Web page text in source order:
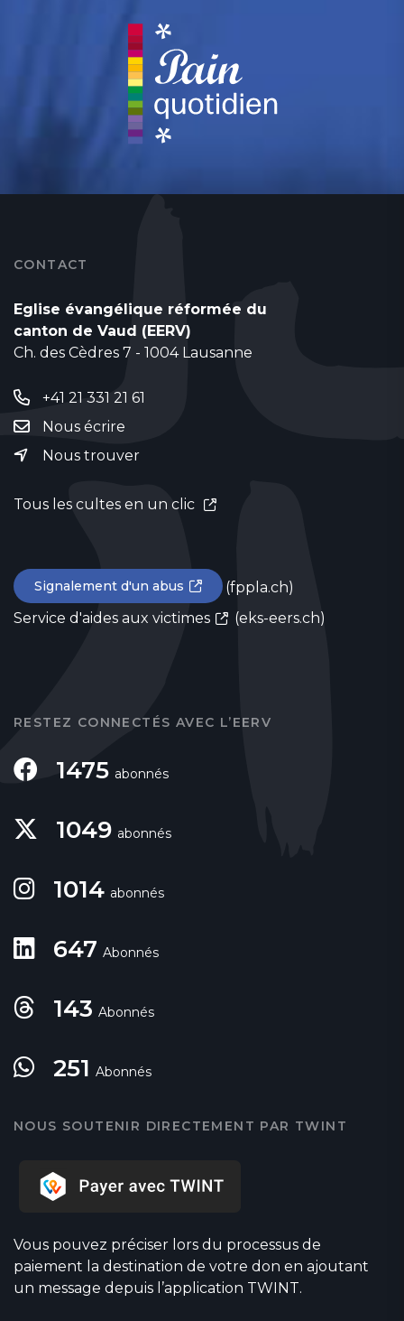
CONTACT
Eglise évangélique réformée du
canton de Vaud (EERV)
Ch. des Cèdres 7 - 1004 Lausanne
+41 21 331 21 61
Nous écrire
Nous trouver
Tous les cultes en un clic
Signalement d'un abus
(fppla.ch)
Service d'aides aux victimes
(eks-eers.ch)
RESTEZ CONNECTÉS AVEC L’EERV
1475 abonnés
1049 abonnés
1014 abonnés
647 Abonnés
143 Abonnés
251 Abonnés
NOUS SOUTENIR DIRECTEMENT PAR TWINT
Vous pouvez préciser lors du processus de
paiement la destination de votre don en ajoutant
un message depuis l’application TWINT.